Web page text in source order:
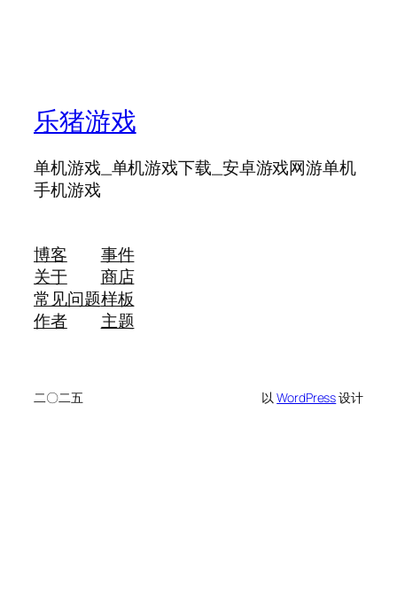
乐猪游戏
单机游戏_单机游戏下载_安卓游戏网游单机
手机游戏
博客
关于
常见问题
作者
事件
商店
样板
主题
二〇二五 以WordPress设计